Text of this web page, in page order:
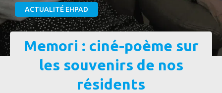
ACTUALITÉ EHPAD
Memori : ciné-poème sur
les souvenirs de nos
résidents